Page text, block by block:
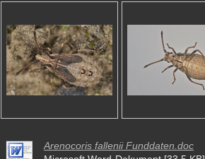
Arenocoris fallenii Funddaten.doc